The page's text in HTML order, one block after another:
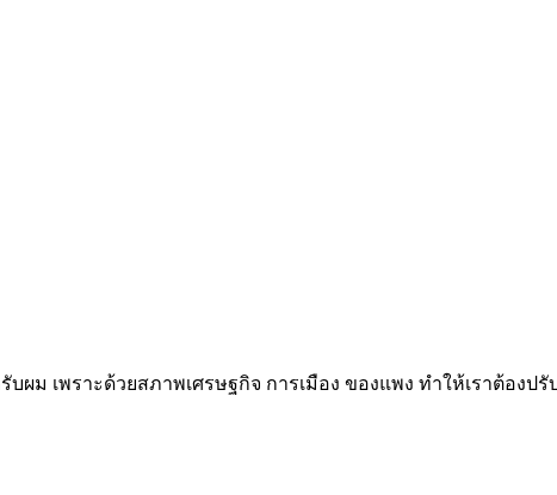
ผม เพราะด้วยสภาพเศรษฐกิจ การเมือง ของแพง ทำให้เราต้อง